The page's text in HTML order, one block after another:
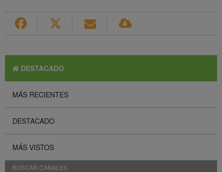
DESTACADO
MÁS RECIENTES
DESTACADO
MÁS VISTOS
BUSCAR CANALES